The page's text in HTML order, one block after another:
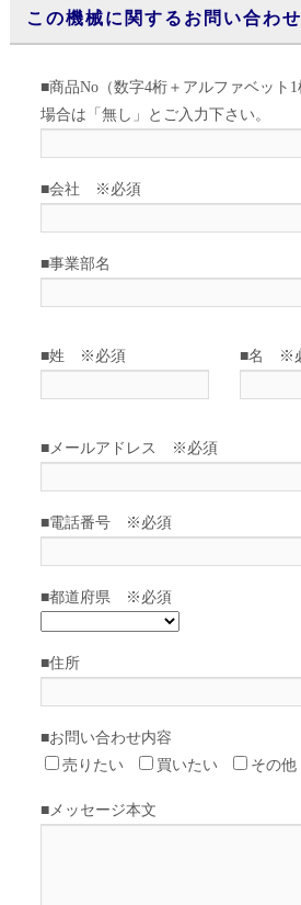
この機械に関するお問い合わせ